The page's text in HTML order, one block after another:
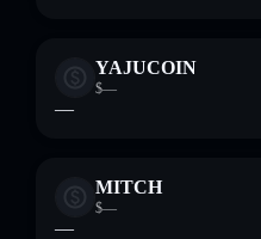
YAJUCOIN
$—
—
MITCH
$—
—